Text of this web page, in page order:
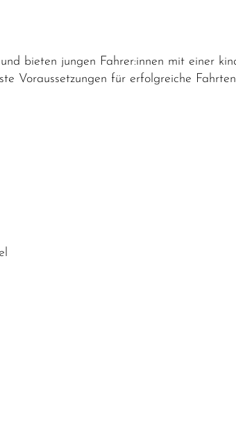
bieten jungen Fahrer:innen mit einer
Voraussetzungen für erfolgreiche